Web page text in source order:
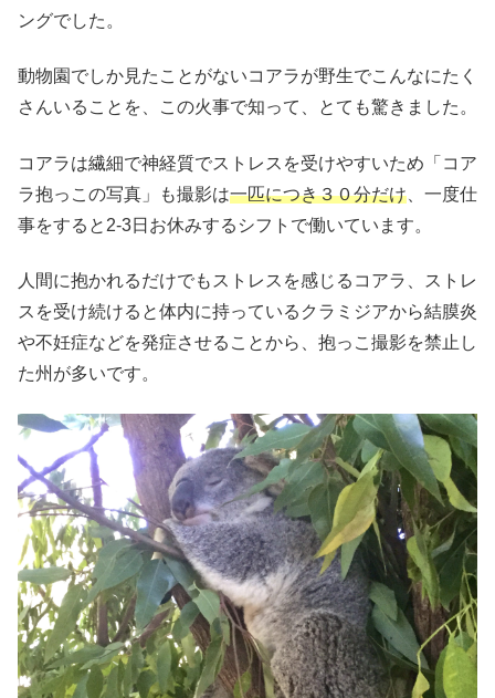
ングでした。
動物園でしか見たことがないコアラが野生でこんなにたく
さんいることを、この火事で知って、とても驚きました。
コアラは繊細で神経質でストレスを受けやすいため「コア
ラ抱っこの写真」も撮影は一匹につき３０分だけ 、一度仕
事をすると2-3日お休みするシフトで働いています。
人間に抱かれるだけでもストレスを感じるコアラ、ストレ
スを受け続けると体内に持っているクラミジアから結膜炎
や不妊症などを発症させることから、抱っこ撮影を禁止し
た州が多いです。